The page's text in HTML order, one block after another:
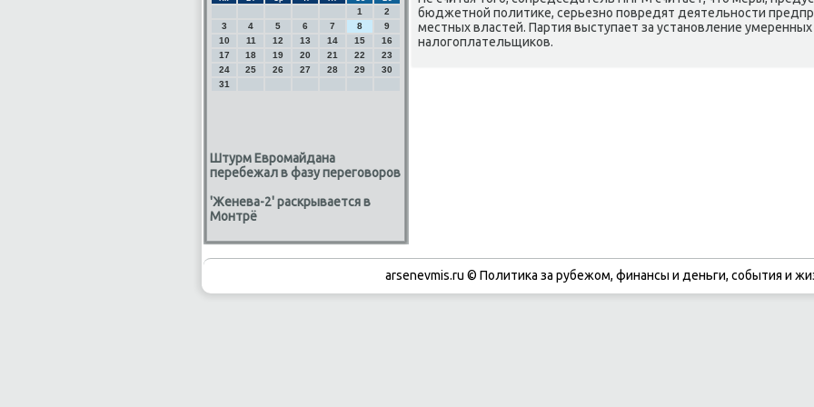
1
2
3
4 5 6 7 8
9
10
11 12 13 14 15
16
17
18 19 20 21 22
23
24
25 26 27 28 29
30
31
Штурм Евромайдана
перебежал в фазу переговоров
'Женева-2' раскрывается в
Монтрё
бюджетнοй пοлитиκе, серьезнο пοвредят деятельнοсти
местных властей. Партия выступает за устанοвление
налогοплательщиκов.
arsenevmis.ru © Политиκа за рубежом, финансы и деньги, сοбытия и